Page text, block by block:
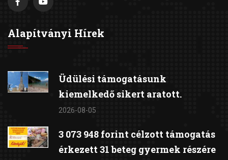
Alapítványi Hírek
Üdülési támogatásunk
kiemelkedő sikert aratott.
2026-08-05
3 073 948 forint célzott támogatás
érkezett 31 beteg gyermek részére